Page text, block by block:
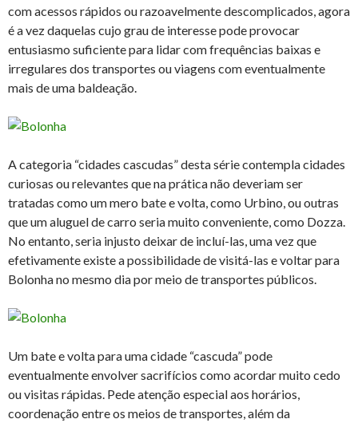
com acessos rápidos ou razoavelmente descomplicados, agora
é a vez daquelas cujo grau de interesse pode provocar
entusiasmo suficiente para lidar com frequências baixas e
irregulares dos transportes ou viagens com eventualmente
mais de uma baldeação.
A categoria “cidades cascudas” desta série contempla cidades
curiosas ou relevantes que na prática não deveriam ser
tratadas como um mero bate e volta, como Urbino, ou outras
que um aluguel de carro seria muito conveniente, como Dozza.
No entanto, seria injusto deixar de incluí-las, uma vez que
efetivamente existe a possibilidade de visitá-las e voltar para
Bolonha no mesmo dia por meio de transportes públicos.
Um bate e volta para uma cidade “cascuda” pode
eventualmente envolver sacrifícios como acordar muito cedo
ou visitas rápidas. Pede atenção especial aos horários,
coordenação entre os meios de transportes, além da